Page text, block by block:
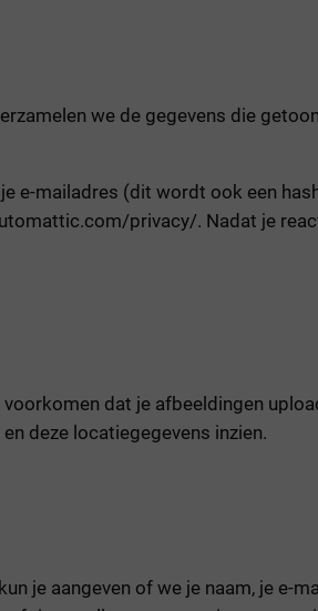
we de gegevens die
e-mailadres (dit wordt ook een
privacy/. Nadat je
dat je afbeeldingen
deze locatiegegevens inzien.
je aangeven of we je naam, je